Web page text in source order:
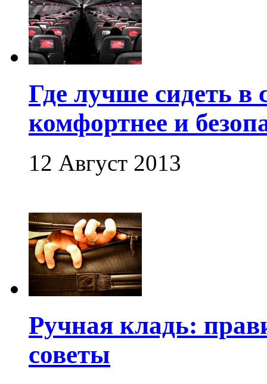
Где лучше сидеть в
комфортнее и
12 Август 2013
Ручная кладь:
советы